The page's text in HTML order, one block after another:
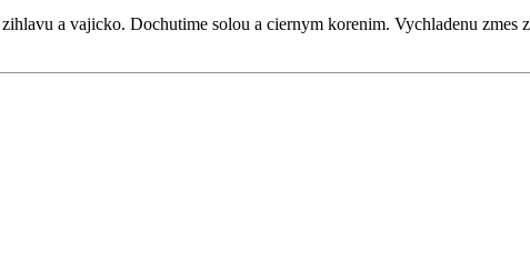
a vajicko. Dochutime solou a ciernym korenim. Vychladenu zmes